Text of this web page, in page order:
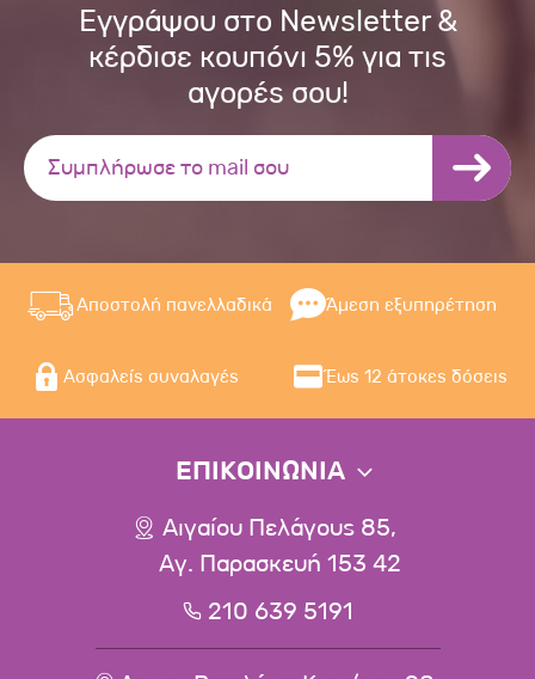
Εγγράψου στο Newsletter &
κέρδισε κουπόνι 5% για τις
αγορές σου!
Αποστολή πανελλαδικά Άμεση εξυπηρέτηση
Ασφαλείς συναλαγές Έως 12 άτοκες δόσεις
ΕΠΙΚΟΙΝΩΝΙΑ
Αιγαίου Πελάγους 85,
Αγ. Παρασκευή 153 42
210 639 5191